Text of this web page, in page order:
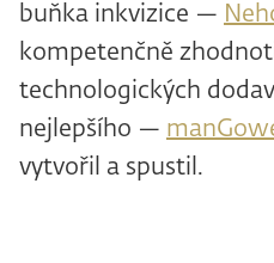
buňka inkvizice —
kompetenčně
technologických
nejlepšího —
vytvořil a spustil.